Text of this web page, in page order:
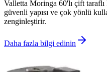
Valletta Moringa 60'lı çift
güvenli yapısı ve çok yönlü
zenginleştirir.
Daha fazla bilgi edinin